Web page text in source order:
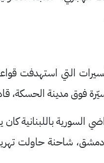
التي استهدفت
فوق مدينة الحسكة،
السورية باللبنانية
شاحنة حاولت